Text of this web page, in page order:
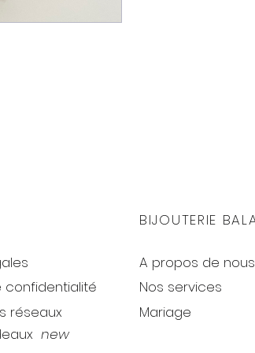
confidentialité
réseaux
new
BIJOUTERIE
A propos de nous
Nos services
Mariage